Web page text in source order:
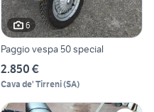
6
Paggio vespa 50 special
2.850 €
Cava de' Tirreni(SA)